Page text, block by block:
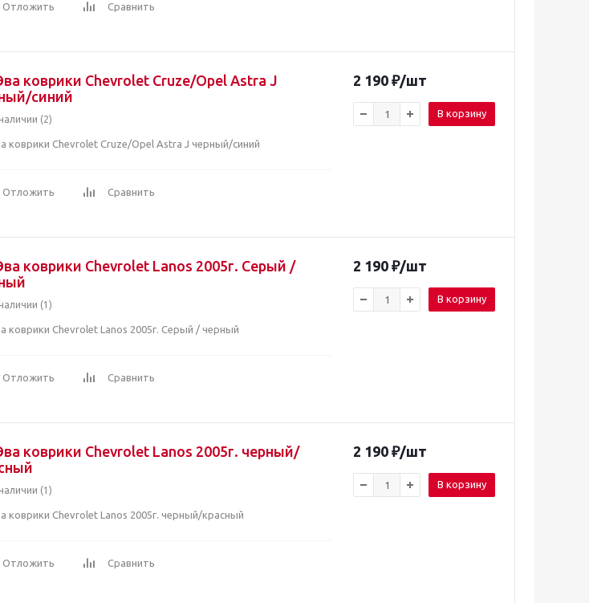
Отложить Сравнить
коврики Chevrolet Cruze/Opel Astra J
синий
(2)
коврики Chevrolet Cruze/Opel Astra J черный/синий
Отложить Сравнить
2 190 ₽/шт
В корзину
коврики Chevrolet Lanos 2005г. Серый /
(1)
коврики Chevrolet Lanos 2005г. Серый / черный
Отложить Сравнить
2 190 ₽/шт
В корзину
коврики Chevrolet Lanos 2005г. черный/
(1)
коврики Chevrolet Lanos 2005г. черный/красный
Отложить Сравнить
2 190 ₽/шт
В корзину